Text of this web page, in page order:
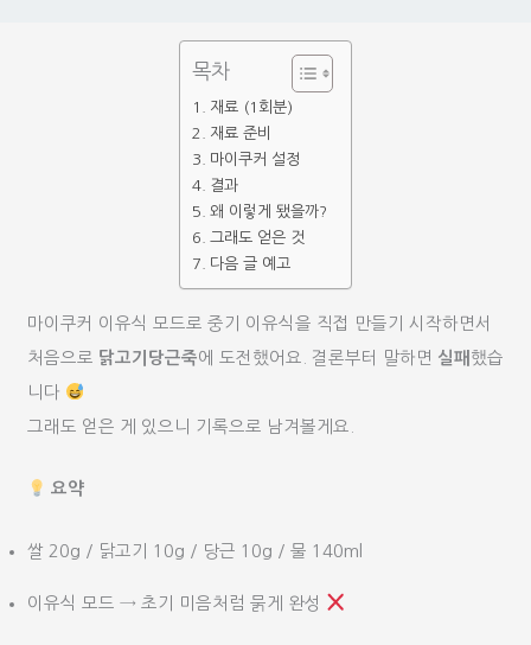
목차
재료 (1회분)
재료 준비
마이쿠커 설정
결과
왜 이렇게 됐을까?
그래도 얻은 것
다음 글 예고
마이쿠커 이유식 모드로 중기 이유식을 직접 만들기 시작하면서
처음으로 닭고기당근죽에 도전했어요. 결론부터 말하면 실패 했습
니다
그래도 얻은 게 있으니 기록으로 남겨볼게요.
요약
쌀 20g / 닭고기 10g / 당근 10g / 물 140ml
이유식 모드 → 초기 미음처럼 묽게 완성